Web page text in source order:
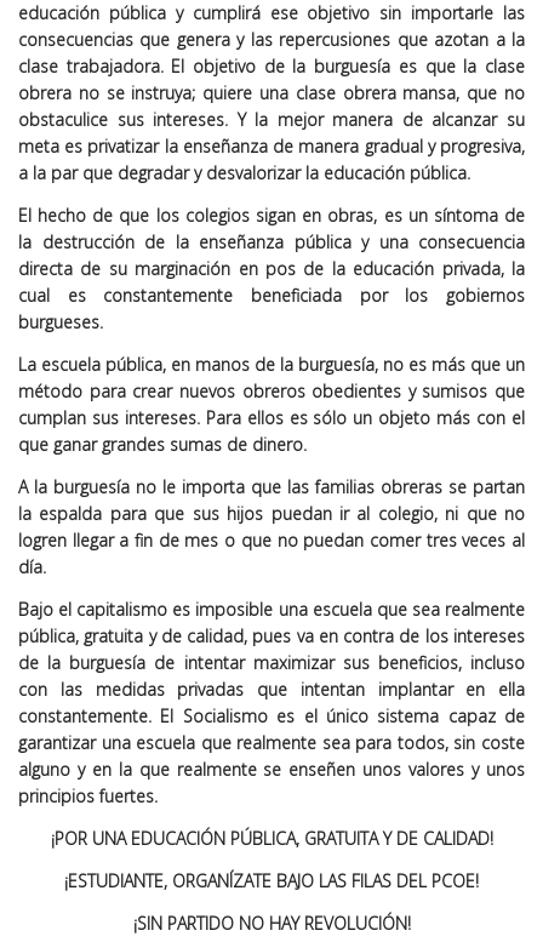
educación pública y cumplirá ese objetivo sin importarle las
consecuencias que genera y las repercusiones que azotan a la
clase trabajadora. El objetivo de la burguesía es que la clase
obrera no se instruya; quiere una clase obrera mansa, que no
obstaculice sus intereses. Y la mejor manera de alcanzar su
meta es privatizar la enseñanza de manera gradual y progresiva,
a la par que degradar y desvalorizar la educación pública.
El hecho de que los colegios sigan en obras, es un síntoma de
la destrucción de la enseñanza pública y una consecuencia
directa de su marginación en pos de la educación privada, la
cual es constantemente beneficiada por los gobiernos
burgueses.
La escuela pública, en manos de la burguesía, no es más que un
método para crear nuevos obreros obedientes y sumisos que
cumplan sus intereses. Para ellos es sólo un objeto más con el
que ganar grandes sumas de dinero.
A la burguesía no le importa que las familias obreras se partan
la espalda para que sus hijos puedan ir al colegio, ni que no
logren llegar a fin de mes o que no puedan comer tres veces al
día.
Bajo el capitalismo es imposible una escuela que sea realmente
pública, gratuita y de calidad, pues va en contra de los intereses
de la burguesía de intentar maximizar sus beneficios, incluso
con las medidas privadas que intentan implantar en ella
constantemente. El Socialismo es el único sistema capaz de
garantizar una escuela que realmente sea para todos, sin coste
alguno y en la que realmente se enseñen unos valores y unos
principios fuertes.
¡POR UNA EDUCACIÓN PÚBLICA, GRATUITA Y DE CALIDAD!
¡ESTUDIANTE, ORGANÍZATE BAJO LAS FILAS DEL PCOE!
¡SIN PARTIDO NO HAY REVOLUCIÓN!